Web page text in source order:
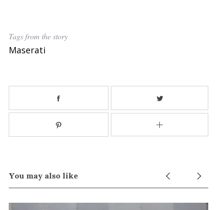
Tags from the story
Maserati
You may also like
e